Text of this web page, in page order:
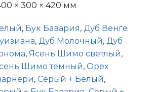
× 300 × 420 мм
, Бук Бавария, Дуб Венге
, Дуб Молочный, Дуб
, Ясень Шимо светлый,
Шимо темный, Орех
, Серый + Белый,